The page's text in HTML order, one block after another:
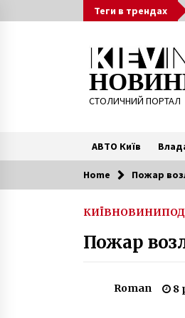
to
Теги в трендах
СТОЛИЧНИЙ ПОРТАЛ
АВТО Київ
Читають
Як
Home Пожар
КИЇВНОВИНИ
Пожар
Roman 8